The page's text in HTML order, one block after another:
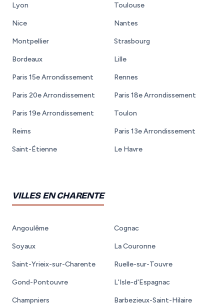
Lyon Toulouse
Nice Nantes
Montpellier Strasbourg
Bordeaux Lille
Paris 15e Arrondissement Rennes
Paris 20e Arrondissement Paris 18e Arrondissement
Paris 19e Arrondissement Toulon
Reims Paris 13e Arrondissement
Saint-Étienne Le Havre
VILLES EN CHARENTE
Angoulême Cognac
Soyaux La Couronne
Saint-Yrieix-sur-Charente Ruelle-sur-Touvre
Gond-Pontouvre L'Isle-d'Espagnac
Champniers Barbezieux-Saint-Hilaire